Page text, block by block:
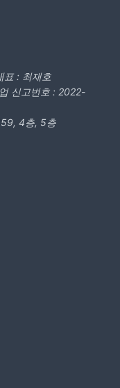
: 최재호
신고번호 : 2022-
4층, 5층